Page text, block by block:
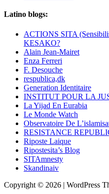
Latino blogs:
ACTIONS SITA
KESAKO?
Alain Jean-Mairet
Enza Ferreri
F. Desouche
respublica,dk
Generation Identitaire
INSTITUT POUR LA
La Yijad En Eurabia
Le Monde Watch
Observatoire De
RESISTANCE
Riposte Laique
Ripostesita’s Blog
SITAmnesty
Skandinaiv
Copyright © 2026 | WordPress